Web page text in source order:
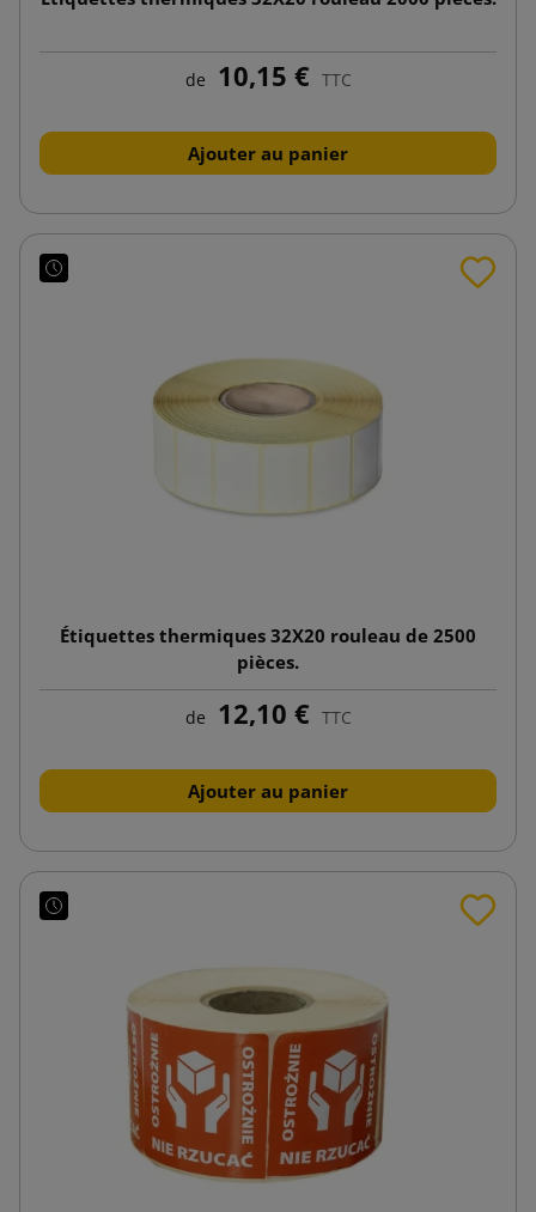
de 10,15 € TTC
Ajouter au panier
Étiquettes thermiques 32X20 rouleau de 2500
pièces.
de 12,10 € TTC
Ajouter au panier